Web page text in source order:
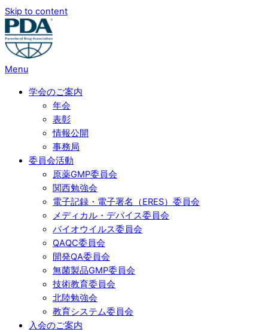
Skip to content
Menu
学会のご案内
年会
表彰
情報公開
事務局
委員会活動
原薬GMP委員会
関西勉強会
電子記録・電子署名（ERES）委員会
メディカル・デバイス委員会
バイオウイルス委員会
QAQC委員会
開発QA委員会
無菌製品GMP委員会
技術教育委員会
北陸勉強会
教育システム委員会
入会のご案内